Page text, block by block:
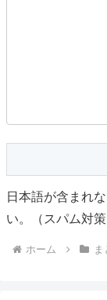
日本語が含まれ
い。（スパム対策
ホーム ま